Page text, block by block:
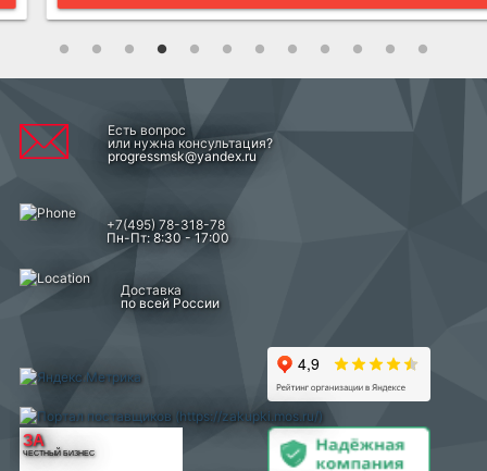
Есть вопрос
или нужна консультация?
progressmsk@yandex.ru
+7(495) 78-318-78
Пн-Пт: 8:30 - 17:00
Доставка
по всей России
ЗА
ЧЕСТНЫЙ БИЗНЕС